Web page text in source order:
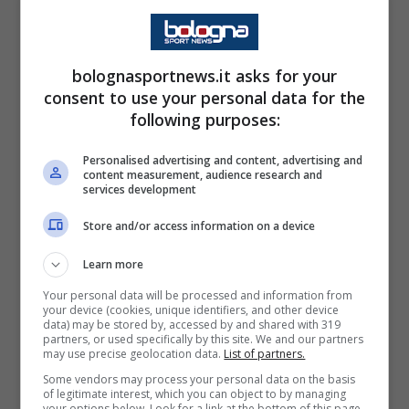
L’attaccante argentino
Castroha dichiarato da
poco, confermando
l’interesse dell’
Al Hilal
Hilal mi ha contattato – ha
detto Castro – ma ho
rifiutato, perché il mio
obiettivo è andare al
Mondiale”.
Vale la pena ricordare che,
a inizio mercato —
bolognasportnews.it asks for your
consent to use your personal data for the
following purposes:
Personalised advertising and content, advertising and
content measurement, audience research and
services development
Store and/or access information on a device
Learn more
Your personal data will be processed and information from
your device (cookies, unique identifiers, and other device
data) may be stored by, accessed by and shared with 319
partners, or used specifically by this site. We and our partners
may use precise geolocation data. List of partners.
Some vendors may process your personal data on the basis
of legitimate interest, which you can object to by managing